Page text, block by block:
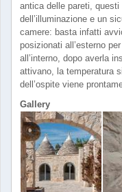
antica delle pareti,
dell’illuminazione e un
camere: basta infatti
posizionati all’esterno
all’interno, dopo averla
attivano, la temperatura
dell’ospite viene
Gallery